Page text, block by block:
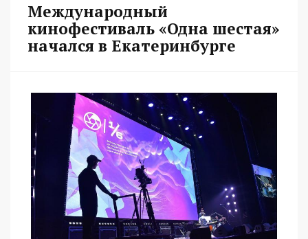
Международный
кинофестиваль «Одна шестая»
начался в Екатеринбурге